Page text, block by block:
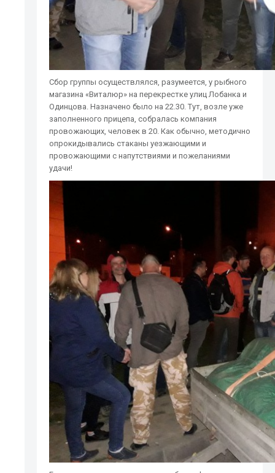
Сбор группы осуществлялся, разумеется, у рыбного
магазина «Виталюр» на перекрестке улиц Лобанка и
Одинцова. Назначено было на 22.30. Тут, возле уже
заполненного прицепа, собралась компания
провожающих, человек в 20. Как обычно, методично
опрокидывались стаканы уезжающими и
провожающими с напутствиями и пожеланиями
удачи!